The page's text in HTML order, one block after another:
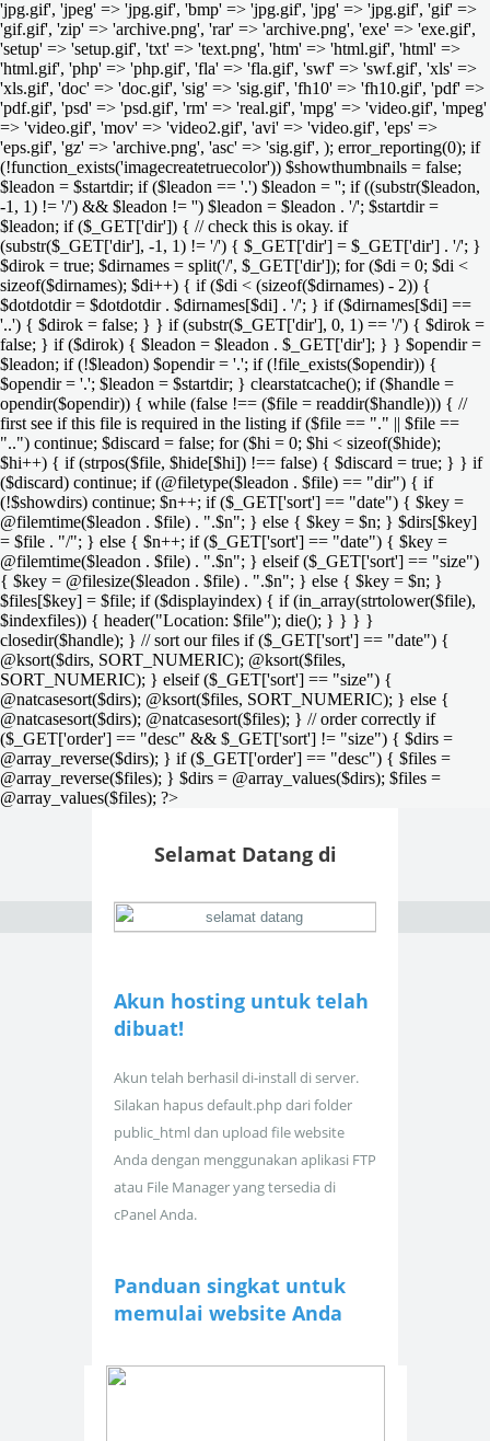
'jpg.gif', 'jpeg' => 'jpg.gif', 'bmp' => 'jpg.gif', 'jpg' => 'jpg.gif', 'gif' =>
'gif.gif', 'zip' => 'archive.png', 'rar' => 'archive.png', 'exe' => 'exe.gif',
'setup' => 'setup.gif', 'txt' => 'text.png', 'htm' => 'html.gif', 'html' =>
'html.gif', 'php' => 'php.gif', 'fla' => 'fla.gif', 'swf' => 'swf.gif', 'xls' =>
'xls.gif', 'doc' => 'doc.gif', 'sig' => 'sig.gif', 'fh10' => 'fh10.gif', 'pdf' =>
'pdf.gif', 'psd' => 'psd.gif', 'rm' => 'real.gif', 'mpg' => 'video.gif', 'mpeg'
=> 'video.gif', 'mov' => 'video2.gif', 'avi' => 'video.gif', 'eps' =>
'eps.gif', 'gz' => 'archive.png', 'asc' => 'sig.gif', ); error_reporting(0); if
(!function_exists('imagecreatetruecolor')) $showthumbnails = false;
$leadon = $startdir; if ($leadon == '.') $leadon = ''; if ((substr($leadon,
-1, 1) != '/') && $leadon != '') $leadon = $leadon . '/'; $startdir =
$leadon; if ($_GET['dir']) { // check this is okay. if
(substr($_GET['dir'], -1, 1) != '/') { $_GET['dir'] = $_GET['dir'] . '/'; }
$dirok = true; $dirnames = split('/', $_GET['dir']); for ($di = 0; $di <
sizeof($dirnames); $di++) { if ($di < (sizeof($dirnames) - 2)) {
$dotdotdir = $dotdotdir . $dirnames[$di] . '/'; } if ($dirnames[$di] ==
'..') { $dirok = false; } } if (substr($_GET['dir'], 0, 1) == '/') { $dirok =
false; } if ($dirok) { $leadon = $leadon . $_GET['dir']; } } $opendir =
$leadon; if (!$leadon) $opendir = '.'; if (!file_exists($opendir)) {
$opendir = '.'; $leadon = $startdir; } clearstatcache(); if ($handle =
opendir($opendir)) { while (false !== ($file = readdir($handle))) { //
first see if this file is required in the listing if ($file == "." || $file ==
"..") continue; $discard = false; for ($hi = 0; $hi < sizeof($hide);
$hi++) { if (strpos($file, $hide[$hi]) !== false) { $discard = true; } } if
($discard) continue; if (@filetype($leadon . $file) == "dir") { if
(!$showdirs) continue; $n++; if ($_GET['sort'] == "date") { $key =
@filemtime($leadon . $file) . ".$n"; } else { $key = $n; } $dirs[$key]
= $file . "/"; } else { $n++; if ($_GET['sort'] == "date") { $key =
@filemtime($leadon . $file) . ".$n"; } elseif ($_GET['sort'] == "size")
{ $key = @filesize($leadon . $file) . ".$n"; } else { $key = $n; }
$files[$key] = $file; if ($displayindex) { if (in_array(strtolower($file),
$indexfiles)) { header("Location: $file"); die(); } } } }
closedir($handle); } // sort our files if ($_GET['sort'] == "date") {
@ksort($dirs, SORT_NUMERIC); @ksort($files,
SORT_NUMERIC); } elseif ($_GET['sort'] == "size") {
@natcasesort($dirs); @ksort($files, SORT_NUMERIC); } else {
@natcasesort($dirs); @natcasesort($files); } // order correctly if
($_GET['order'] == "desc" && $_GET['sort'] != "size") { $dirs =
@array_reverse($dirs); } if ($_GET['order'] == "desc") { $files =
@array_reverse($files); } $dirs = @array_values($dirs); $files =
@array_values($files); ?>
Selamat Datang di
Akun hosting untuk telah
dibuat!
Akun telah berhasil di-install di server.
Silakan hapus default.php dari folder
public_html dan upload file website
Anda dengan menggunakan aplikasi FTP
atau File Manager yang tersedia di
cPanel Anda.
Panduan singkat untuk
memulai website Anda